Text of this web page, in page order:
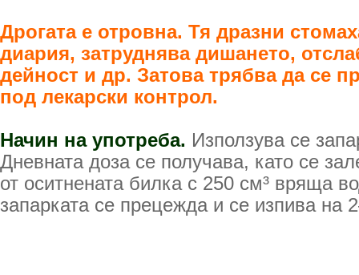
Дрогата е отровна. Тя дразни
диария, затруднява дишането,
дейност и др. Затова трябва да се
под лекарски контрол.
Начин на употреба. Използува се
Дневната доза се получава, като се
от оситнената билка с 250 см³ вряща
запарката се прецежда и се изпива на